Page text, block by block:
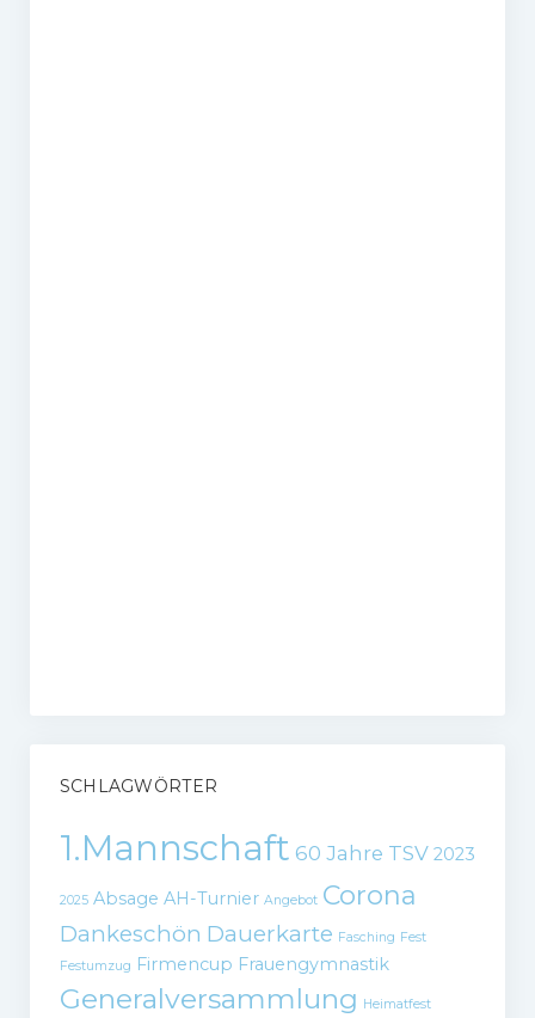
SCHLAGWÖRTER
1.Mannschaft 60 Jahre TSV 2023
2025 Absage AH-Turnier Angebot Corona
Dankeschön Dauerkarte Fasching Fest
Festumzug Firmencup Frauengymnastik
Generalversammlung Heimatfest